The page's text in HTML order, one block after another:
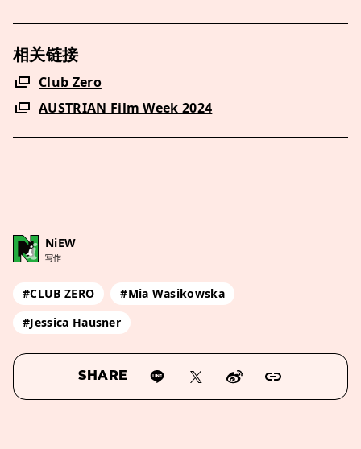
相关链接
Club Zero
AUSTRIAN Film Week 2024
NiEW
写作
#CLUB ZERO
#Mia Wasikowska
#Jessica Hausner
SHARE